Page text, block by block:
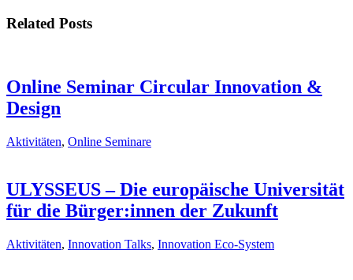
Related Posts
Online Seminar Circular Innovation &
Design
Aktivitäten, Online Seminare
ULYSSEUS – Die europäische Universität
für die Bürger:innen der Zukunft
Aktivitäten, Innovation Talks, Innovation Eco-System